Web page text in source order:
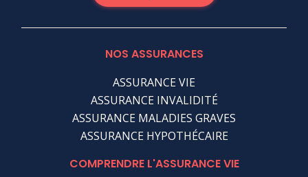
NOS ASSURANCES
ASSURANCE VIE
ASSURANCE INVALIDITÉ
ASSURANCE MALADIES GRAVES
ASSURANCE HYPOTHÉCAIRE
COMPRENDRE L'ASSURANCE VIE